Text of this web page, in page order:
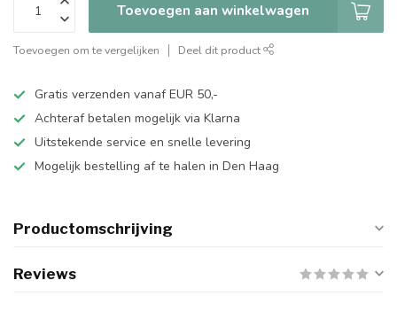
Toevoegen aan winkelwagen
Toevoegen om te vergelijken Deel dit product
Gratis verzenden vanaf EUR 50,-
Achteraf betalen mogelijk via Klarna
Uitstekende service en snelle levering
Mogelijk bestelling af te halen in Den Haag
Productomschrijving
Reviews